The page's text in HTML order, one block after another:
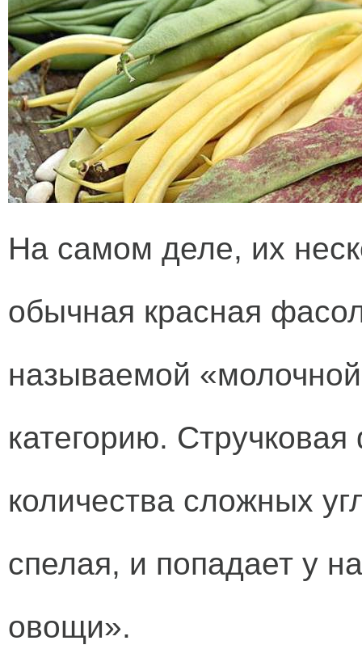
На самом деле, их
обычная красная
называемой
категорию.
количества сложных
спелая, и попадает у
овощи».